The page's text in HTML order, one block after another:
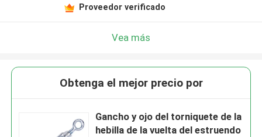
Proveedor verificado
Vea más
Obtenga el mejor precio por
Gancho y ojo del torniquete de la
hebilla de la vuelta del estruendo